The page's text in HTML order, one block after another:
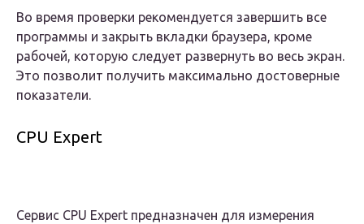
Во время проверки рекомендуется завершить все
программы и закрыть вкладки браузера, кроме
рабочей, которую следует развернуть во весь экран.
Это позволит получить максимально достоверные
показатели.
CPU Expert
Сервис CPU Expert предназначен для измерения